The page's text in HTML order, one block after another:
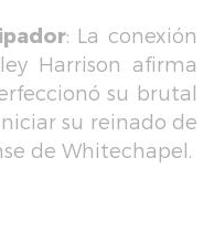
: La conexión
Harrison afirma
su brutal
su reinado de
de Whitechapel.